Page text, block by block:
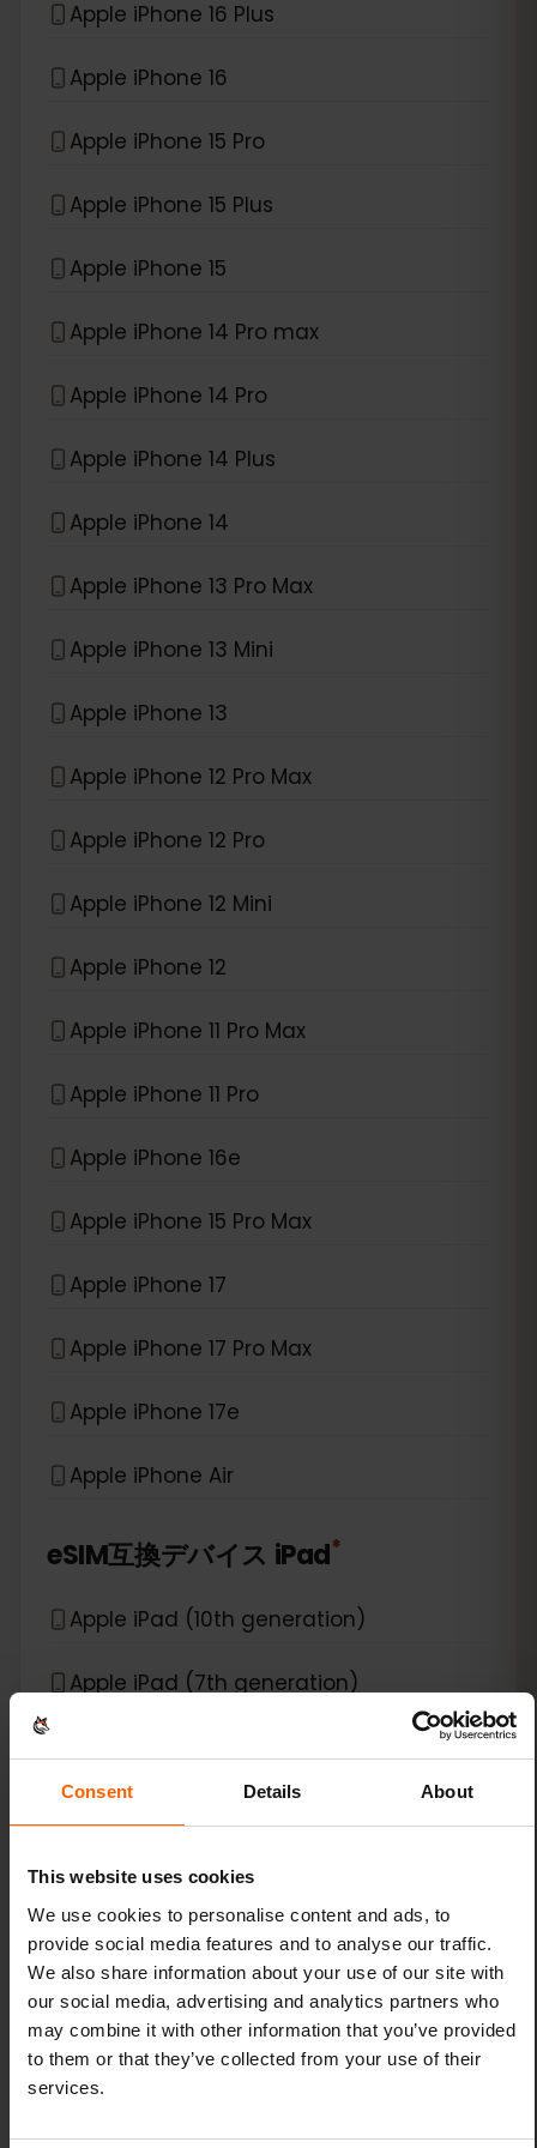
Consent Details About
This website uses cookies
We use cookies to personalise content and ads, to
provide social media features and to analyse our traffic.
We also share information about your use of our site with
our social media, advertising and analytics partners who
may combine it with other information that you’ve provided
to them or that they’ve collected from your use of their
services.
Apple iPhone 16 Plus
Apple iPhone 16
Apple iPhone 15 Pro
Apple iPhone 15 Plus
Apple iPhone 15
Apple iPhone 14 Pro max
Apple iPhone 14 Pro
Apple iPhone 14 Plus
Apple iPhone 14
Apple iPhone 13 Pro Max
Apple iPhone 13 Mini
Apple iPhone 13
Apple iPhone 12 Pro Max
Apple iPhone 12 Pro
Apple iPhone 12 Mini
Apple iPhone 12
Apple iPhone 11 Pro Max
Apple iPhone 11 Pro
Apple iPhone 16e
Apple iPhone 15 Pro Max
Apple iPhone 17
Apple iPhone 17 Pro Max
Apple iPhone 17e
Apple iPhone Air
eSIM互換デバイス iPad*
Apple iPad (10th generation)
Apple iPad (7th generation)
Apple iPad Air (3rd generation)
Apple iPad Air (4th generation)
Apple iPad Air (5th generation)
Apple iPad Air (6th generation)